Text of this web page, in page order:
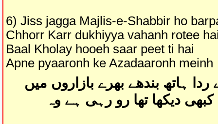
6) Jiss jagga Majlis-e-Shabbir ho
Chhorr Karr dukhiyya vahanh rotee
Baal Kholay hooeh saar peet ti hai
Apne pyaaronh ke Azadaaronh meinh
ہاتھ بندھے بھرے بازاروں میں
دیکھا تھا رو رہی ہے وہ